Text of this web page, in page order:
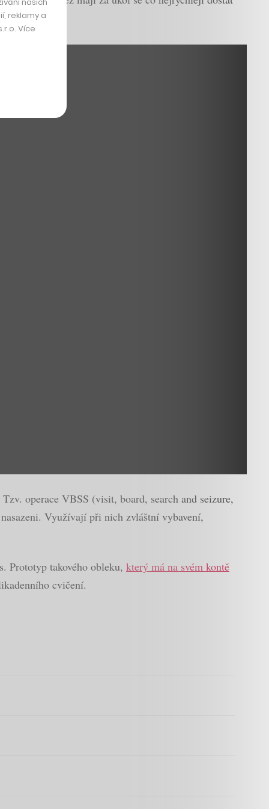
operace VBSS (visit, board, search and seizure,
Využívají při nich zvláštní vybavení,
Prototyp takového obleku, který má na svém kontě
cvičení.
reklamy a
Více